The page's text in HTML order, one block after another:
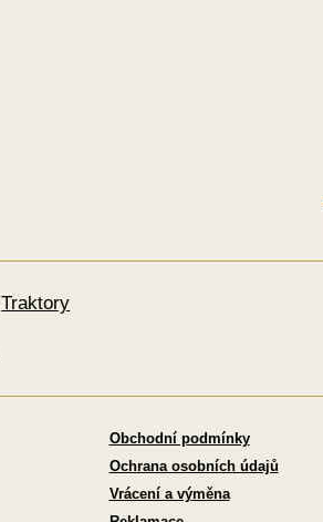
Traktory
Obchodní podmínky
Ochrana osobních údajů
Vrácení a výměna